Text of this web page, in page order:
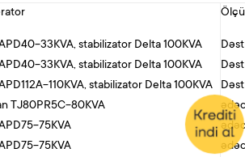
33KVA, stabilizator Delta 100KVA
33KVA, stabilizator Delta 100KVA
110KVA, stabilizator Delta 100KVA
TJ80PR5C-80KVA
75KVA
75KVA